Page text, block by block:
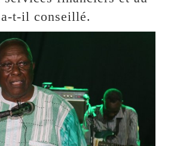
t-il conseillé.